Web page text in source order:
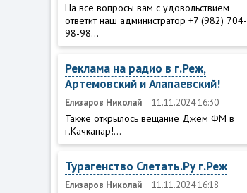
На все вопросы вам с удовольствием
ответит наш администратор +7 (982) 704-
98-98...
Реклама на радио в г.Реж,
Артемовский и Алапаевский!
Елизаров Николай 11.11.2024 16:30
Также открылось вещание Джем ФМ в
г.Качканар!...
Турагенство Слетать.Ру г.Реж
Елизаров Николай 11.11.2024 16:18